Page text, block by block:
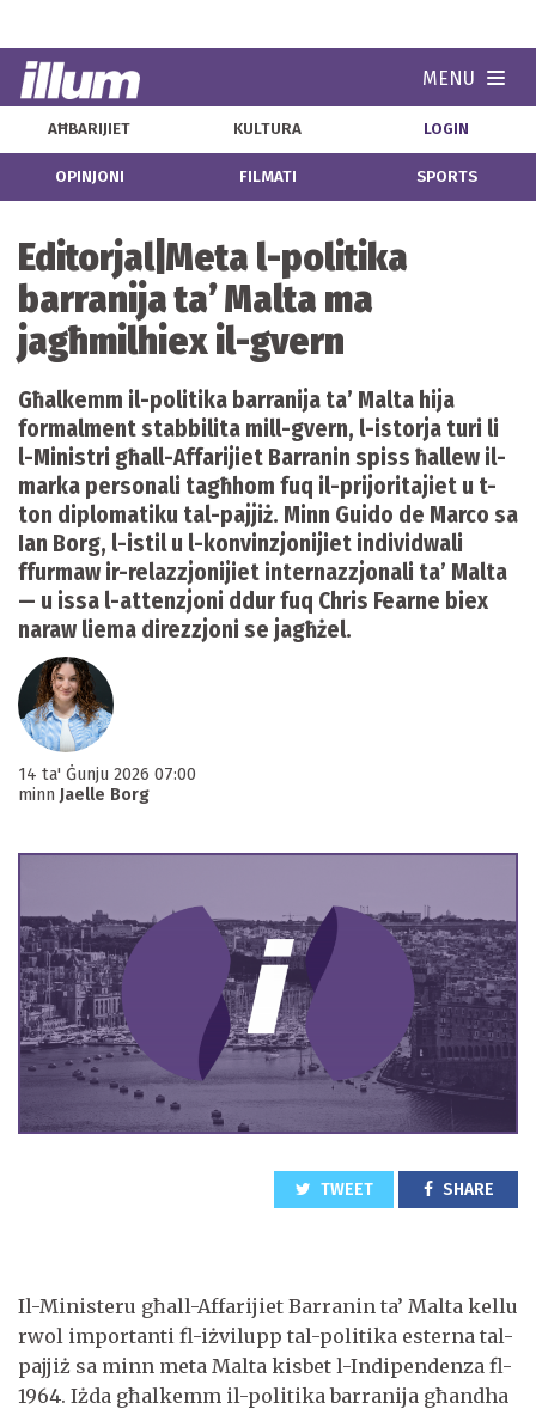
MENU
AĦBARIJIET KULTURA LOGIN
OPINJONI FILMATI SPORTS
Editorjal|Meta l-politika
barranija ta’ Malta ma
jagħmilhiex il-gvern
Għalkemm il-politika barranija ta’ Malta hija
formalment stabbilita mill-gvern, l-istorja turi li
l-Ministri għall-Affarijiet Barranin spiss ħallew il-
marka personali tagħhom fuq il-prijoritajiet u t-
ton diplomatiku tal-pajjiż. Minn Guido de Marco sa
Ian Borg, l-istil u l-konvinzjonijiet individwali
ffurmaw ir-relazzjonijiet internazzjonali ta’ Malta
— u issa l-attenzjoni ddur fuq Chris Fearne biex
naraw liema direzzjoni se jagħżel.
14 ta' Ġunju 2026 07:00
minn Jaelle Borg
TWEET SHARE
Il-Ministeru għall-Affarijiet Barranin ta’ Malta kellu
rwol importanti fl-iżvilupp tal-politika esterna tal-
pajjiż sa minn meta Malta kisbet l-Indipendenza fl-
1964. Iżda għalkemm il-politika barranija għandha